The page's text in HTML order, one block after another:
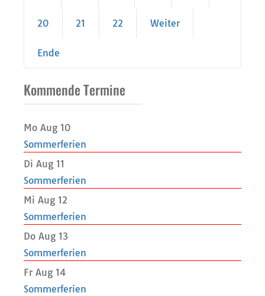
20 21 22 Weiter
Ende
Kommende Termine
Mo Aug 10
Sommerferien
Di Aug 11
Sommerferien
Mi Aug 12
Sommerferien
Do Aug 13
Sommerferien
Fr Aug 14
Sommerferien